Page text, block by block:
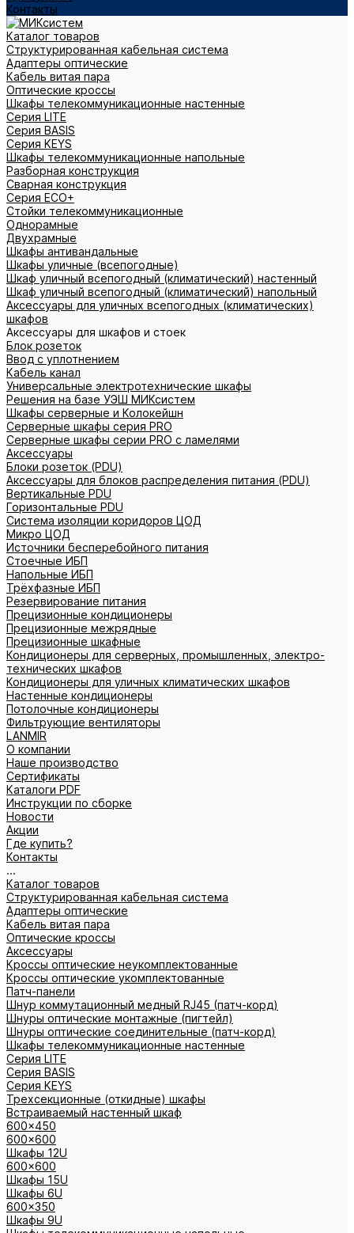
Контакты
Каталог товаров
Структурированная кабельная система
Адаптеры оптические
Кабель витая пара
Оптические кроссы
Шкафы телекоммуникационные настенные
Cерия LITE
Cерия BASIS
Cерия KEYS
Шкафы телекоммуникационные напольные
Разборная конструкция
Сварная конструкция
Серия ECO+
Стойки телекоммуникационные
Однорамные
Двухрамные
Шкафы антивандальные
Шкафы уличные (всепогодные)
Шкаф уличный всепогодный (климатический) настенный
Шкаф уличный всепогодный (климатический) напольный
Аксессуары для уличных всепогодных (климатических)
шкафов
Аксессуары для шкафов и стоек
Блок розеток
Ввод с уплотнением
Кабель канал
Универсальные электротехнические шкафы
Решения на базе УЭШ МИКсистем
Шкафы серверные и Колокейшн
Серверные шкафы серия PRO
Серверные шкафы серии PRO с ламелями
Аксессуары
Блоки розеток (PDU)
Аксессуары для блоков распределения питания (PDU)
Вертикальные PDU
Горизонтальные PDU
Система изоляции коридоров ЦОД
Микро ЦОД
Источники бесперебойного питания
Стоечные ИБП
Напольные ИБП
Трёхфазные ИБП
Резервирование питания
Прецизионные кондиционеры
Прецизионные межрядные
Прецизионные шкафные
Кондиционеры для серверных, промышленных, электро-
технических шкафов
Кондиционеры для уличных климатических шкафов
Настенные кондиционеры
Потолочные кондиционеры
Фильтрующие вентиляторы
LANMIR
О компании
Наше производство
Сертификаты
Каталоги PDF
Инструкции по сборке
Новости
Акции
Где купить?
Контакты
...
Каталог товаров
Структурированная кабельная система
Адаптеры оптические
Кабель витая пара
Оптические кроссы
Аксессуары
Кроссы оптические неукомплектованные
Кроссы оптические укомплектованные
Патч-панели
Шнур коммутационный медный RJ45 (патч-корд)
Шнуры оптические монтажные (пигтейл)
Шнуры оптические соединительные (патч-корд)
Шкафы телекоммуникационные настенные
Cерия LITE
Cерия BASIS
Cерия KEYS
Трехсекционные (откидные) шкафы
Встраиваемый настенный шкаф
600x450
600x600
Шкафы 12U
600x600
Шкафы 15U
Шкафы 6U
600x350
Шкафы 9U